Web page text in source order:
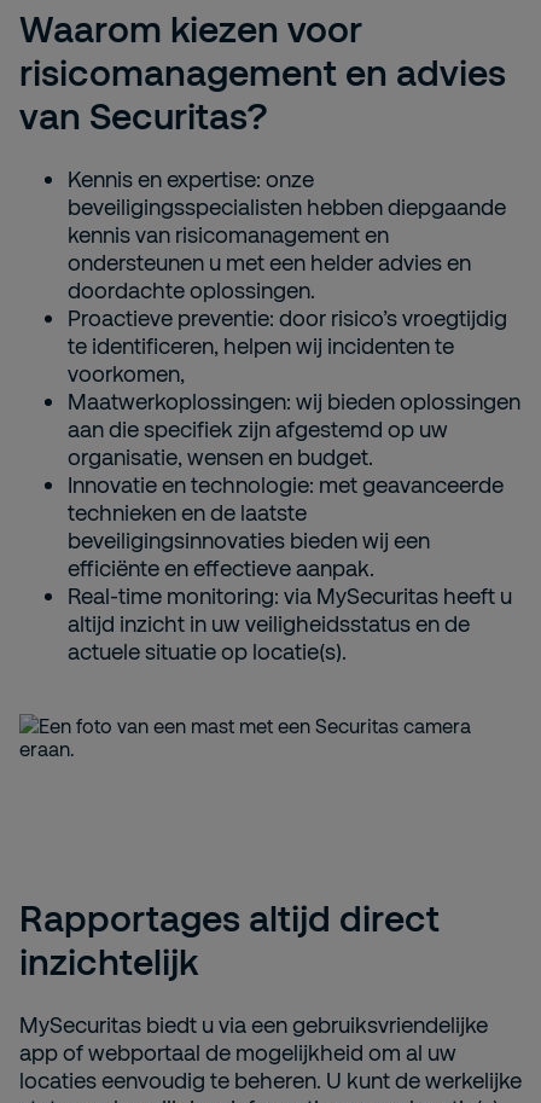
Waarom kiezen voor
risicomanagement en advies
van Securitas?
Kennis en expertise: onze
beveiligingsspecialisten hebben diepgaande
kennis van risicomanagement en
ondersteunen u met een helder advies en
doordachte oplossingen.
Proactieve preventie: door risico’s vroegtijdig
te identificeren, helpen wij incidenten te
voorkomen,
Maatwerkoplossingen: wij bieden oplossingen
aan die specifiek zijn afgestemd op uw
organisatie, wensen en budget.
Innovatie en technologie: met geavanceerde
technieken en de laatste
beveiligingsinnovaties bieden wij een
efficiënte en effectieve aanpak.
Real-time monitoring: via MySecuritas heeft u
altijd inzicht in uw veiligheidsstatus en de
actuele situatie op locatie(s).
Rapportages altijd direct
inzichtelijk
MySecuritas biedt u via een gebruiksvriendelijke
app of webportaal de mogelijkheid om al uw
locaties eenvoudig te beheren. U kunt de werkelijke